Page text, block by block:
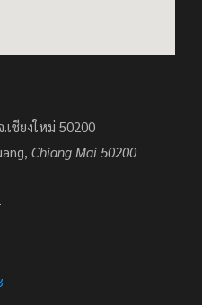
เชียงใหม่ 50200
Chiang Mai 50200